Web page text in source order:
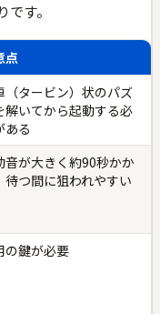
す。
点
（タービン）状のパズ
解いてから起動する必
ある
音が大きく約90秒かか
待つ間に狙われやすい
の鍵が必要